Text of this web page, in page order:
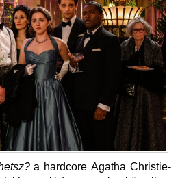
a hardcore Agatha Christie-